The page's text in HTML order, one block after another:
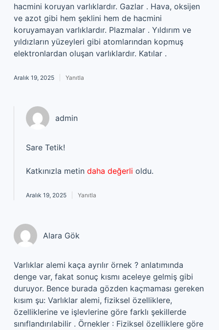
hacmini koruyan varlıklardır. Gazlar . Hava, oksijen
ve azot gibi hem şeklini hem de hacmini
koruyamayan varlıklardır. Plazmalar . Yıldırım ve
yıldızların yüzeyleri gibi atomlarından kopmuş
elektronlardan oluşan varlıklardır. Katılar .
Aralık 19, 2025 Yanıtla
admin
Sare Tetik!
Katkınızla metin daha değerli oldu.
Aralık 19, 2025 Yanıtla
Alara Gök
Varlıklar alemi kaça ayrılır örnek ? anlatımında
denge var, fakat sonuç kısmı aceleye gelmiş gibi
duruyor. Bence burada gözden kaçmaması gereken
kısım şu: Varlıklar alemi, fiziksel özelliklere,
özelliklerine ve işlevlerine göre farklı şekillerde
sınıflandırılabilir . Örnekler : Fiziksel özelliklere göre